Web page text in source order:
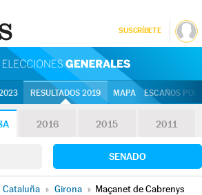
SUSCRÍBETE
RESULTADOS 2019 MAPA ESCAÑOS
2016 2015 2011
SENADO
Cataluña » Girona » Maçanet de Cabrenys